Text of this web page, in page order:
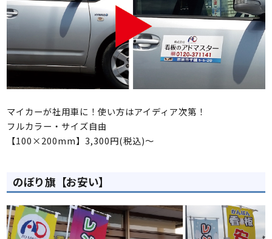
マイカーが社用車に！使い方はアイディア次第！
フルカラー・サイズ自由
【100×200mm】3,300円(税込)～
のぼり旗【お安い】